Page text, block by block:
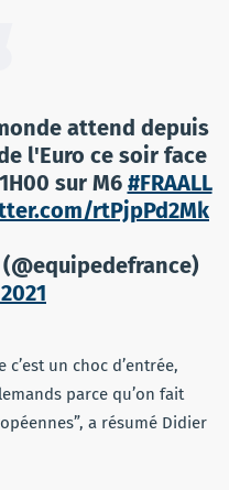
attend depuis
l'Euro ce soir face
sur M6 #FRAALL
rtPjpPd2Mk
(@equipedefrance)
un choc d’entrée,
parce qu’on fait
a résumé Didier